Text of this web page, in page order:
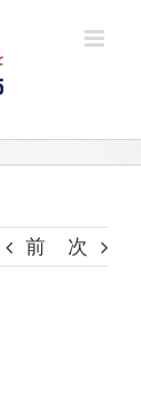
前 次